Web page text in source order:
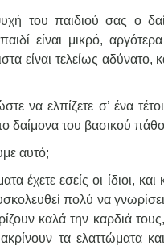
του παιδιού σας ο
είναι μικρό,
είναι τελείως
να ελπίζετε σ’ ένα
δαίμονα του βασικού
αυτό;
εσείς οι ίδιοι, και
πολύ να
καλά την καρδιά
τα ελαττώματα